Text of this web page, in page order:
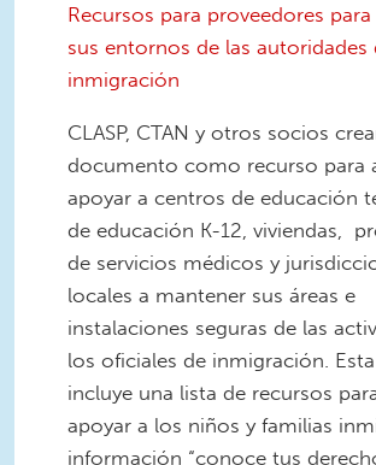
Recursos para proveedores
sus entornos de las autoridades
inmigración
CLASP, CTAN y otros socios
documento como recurso para
apoyar a centros de educación
de educación K-12, viviendas,
de servicios médicos y
locales a mantener sus áreas e
instalaciones seguras de las
los oficiales de inmigración.
incluye una lista de recursos
apoyar a los niños y familias
información “conoce tus